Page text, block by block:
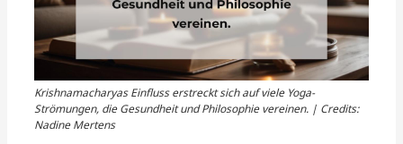
Krishnamacharyas Einfluss erstreckt sich auf viele Yoga-
Strömungen, die Gesundheit und Philosophie vereinen. | Credits:
Nadine Mertens